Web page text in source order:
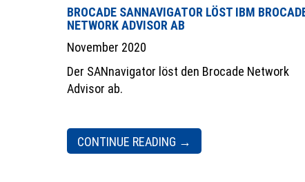
BROCADE SANNAVIGATOR LÖST IBM
NETWORK ADVISOR AB
November 2020
Der SANnavigator löst den Brocade Network
Advisor ab.
CONTINUE READING →